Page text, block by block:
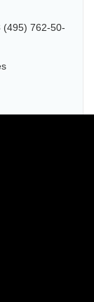
(495) 762-50-